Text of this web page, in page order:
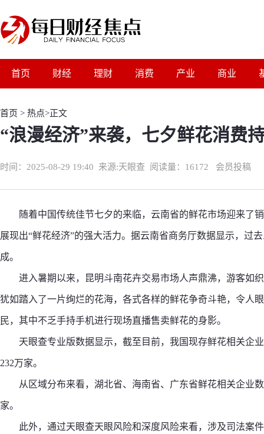
首页 财经 理财 消费 产业 商业
首页 > 热点>正文
“浪漫经济”来袭，七夕鲜花消费
时间：2025-08-29 19:40 来源:天眼查 阅读量：16172 会员投稿
随着中国传统佳节七夕的来临，云南省的鲜花市场迎来了
展现出“鲜花经济”的强大活力。据云南省商务厅数据显示，过
成。
进入暑期以来，昆明斗南花卉交易市场人声鼎沸，游客如
犹如踏入了一片绚烂的花海，各式各样的鲜花争奇斗艳，令人
民，其中不乏手持手机进行现场直播售卖鲜花的身影。
天眼查专业版数据显示，截至目前，我国现存鲜花相关企
232万家。
从区域分布来看，湖北省、海南省、广东省鲜花相关企业
家。
此外，通过天眼查天眼风险和深度风险来看，涉及司法案